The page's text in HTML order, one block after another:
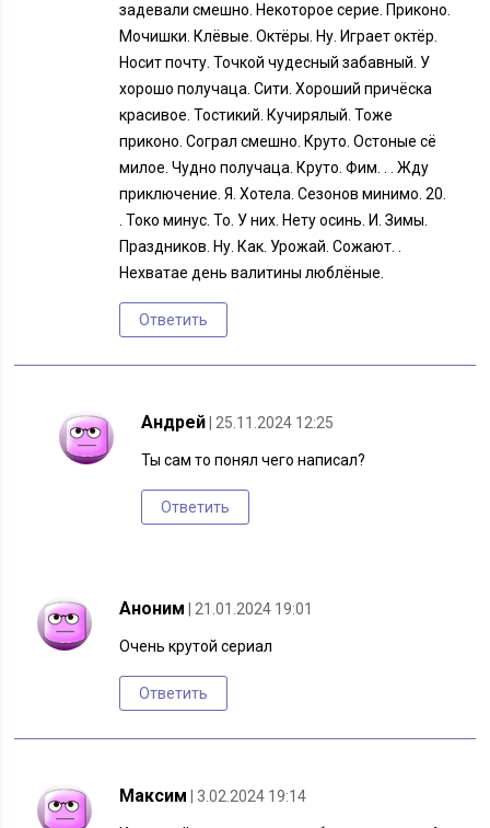
задевали смешно. Некоторое серие. Приконо.
Мочишки. Клёвые. Октёры. Ну. Играет октёр.
Носит почту. Точкой чудесный забавный. У
хорошо получаца. Сити. Хороший причёска
красивое. Тостикий. Кучирялый. Тоже
приконо. Сограл смешно. Круто. Остоные сё
милое. Чудно получаца. Круто. Фим. . . Жду
приключение. Я. Хотела. Сезонов минимо. 20.
. Токо минус. То. У них. Нету осинь. И. Зимы.
Праздников. Ну. Как. Урожай. Сожают. .
Нехватае день валитины люблёные.
Ответить
Андрей | 25.11.2024 12:25
Ты сам то понял чего написал?
Ответить
Аноним | 21.01.2024 19:01
Очень крутой сериал
Ответить
Максим | 3.02.2024 19:14